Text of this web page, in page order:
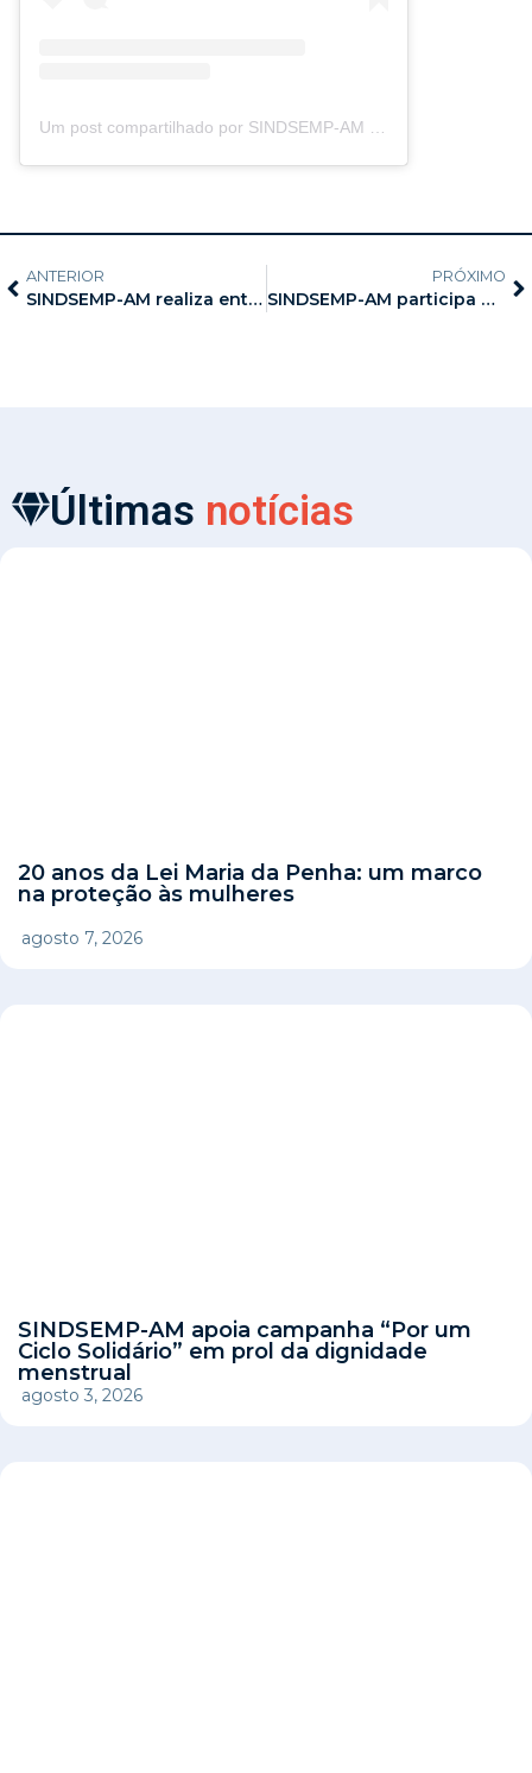
Um post compartilhado por SINDSEMP-AM (@servidores.mpam)
ANTERIOR
SINDSEMP-AM realiza entrega de brindes pelo Dia Internacional da Mulher
PRÓXIMO
SINDSEMP-AM participa do 3º Encontro CONACATE Mulher
Últimas notícias
20 anos da Lei Maria da Penha: um marco
na proteção às mulheres
agosto 7, 2026
SINDSEMP-AM apoia campanha “Por um
Ciclo Solidário” em prol da dignidade
menstrual
agosto 3, 2026